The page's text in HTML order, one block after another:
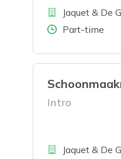
BedrijfJaquet & De
Aantal uren
Part-time
Intro
BedrijfJaquet & De